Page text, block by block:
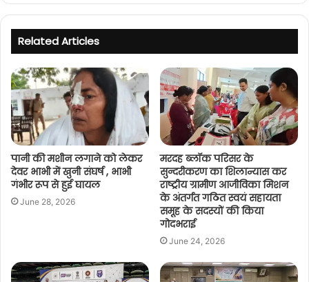
Related Articles
पानी की मशीन लगाने को लेकर
देवर भाभी में खुनी संघर्ष , भाभी
गंभीर रूप से हुई घायल
June 28, 2026
मरदह ब्लॉक परिसर के
सुन्दरीकरण का शिलान्यास कर
राष्ट्रीय ग्रामीण आजीविका मिशन
के अंतर्गत गठित स्वयं सहायता
समूह के सदस्यों की किया
गोदभराई
June 24, 2026